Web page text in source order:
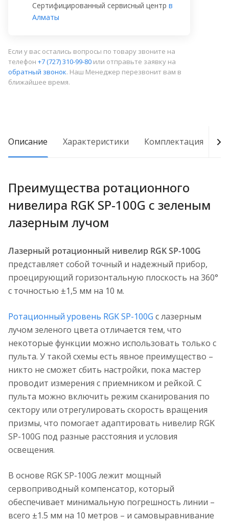
Сертифицированный сервисный центр в
Алматы
Если у вас остались вопросы по товару звоните на
телефон +7 (727) 310-99-80 или отправьте заявку на
обратный звонок. Наш Менеджер перезвонит вам в
ближайшее время.
Описание Характеристики Комплектация
Преимущества ротационного
нивелира RGK SP-100G с зеленым
лазерным лучом
Лазерный ротационный нивелир RGK SP-100G
представляет собой точный и надежный прибор,
проецирующий горизонтальную плоскость на 360°
с точностью ±1,5 мм на 10 м.
Ротационный уровень RGK SP-100G с лазерным
лучом зеленого цвета отличается тем, что
некоторые функции можно использовать только с
пульта. У такой схемы есть явное преимущество –
никто не сможет сбить настройки, пока мастер
проводит измерения с приемником и рейкой. С
пульта можно включить режим сканирования по
сектору или отрегулировать скорость вращения
призмы, что помогает адаптировать нивелир RGK
SP-100G под разные расстояния и условия
освещения.
В основе RGK SP-100G лежит мощный
сервоприводный компенсатор, который
обеспечивает минимальную погрешность линии –
всего ±1.5 мм на 10 метров – и самовыравнивание